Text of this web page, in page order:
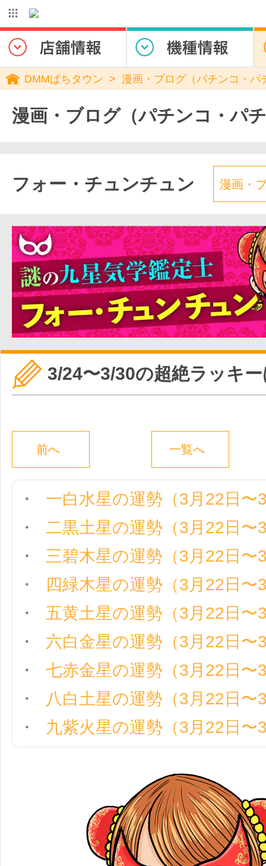
DMMぱちタウン 漫画・ブログ（パチンコ・パ
漫画・ブログ（パチンコ・パ
フォー・チュンチュン 漫画・
3/24〜3/30の超絶ラッキ
前へ 一覧へ
一白水星の運勢（3月22日〜
二黒土星の運勢（3月22日〜
三碧木星の運勢（3月22日〜
四緑木星の運勢（3月22日〜
五黄土星の運勢（3月22日〜
六白金星の運勢（3月22日〜
七赤金星の運勢（3月22日〜
八白土星の運勢（3月22日〜
九紫火星の運勢（3月22日〜